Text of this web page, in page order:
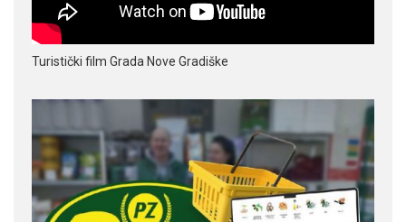
Turistički film Grada Nove Gradiške